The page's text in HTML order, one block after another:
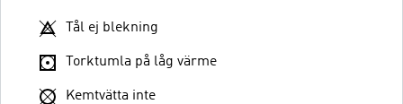
Tål ej blekning
Torktumla på låg värme
Kemtvätta inte